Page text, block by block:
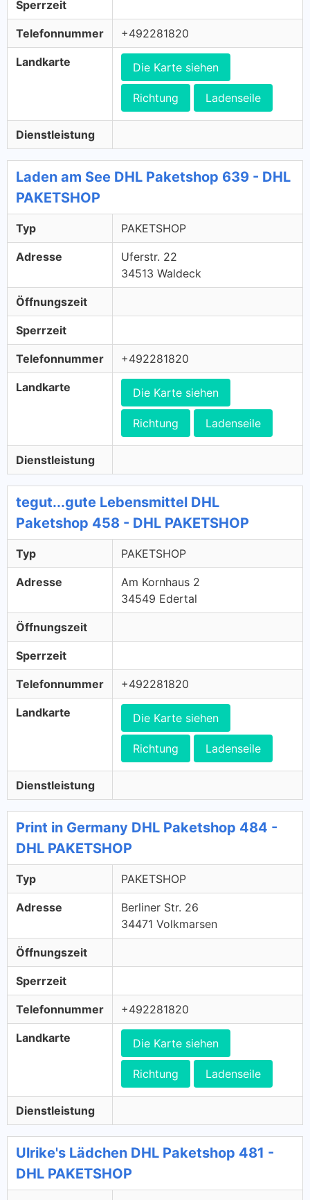
Sperrzeit
Telefonnummer +492281820
Landkarte Die Karte siehen
Richtung Ladenseile
Dienstleistung
Laden am See DHL Paketshop 639 - DHL
PAKETSHOP
Typ PAKETSHOP
Adresse
Uferstr. 22
34513 Waldeck
Öffnungszeit
Sperrzeit
Telefonnummer +492281820
Landkarte Die Karte siehen
Richtung Ladenseile
Dienstleistung
tegut...gute Lebensmittel DHL
Paketshop 458 - DHL PAKETSHOP
Typ PAKETSHOP
Adresse
Am Kornhaus 2
34549 Edertal
Öffnungszeit
Sperrzeit
Telefonnummer +492281820
Landkarte Die Karte siehen
Richtung Ladenseile
Dienstleistung
Print in Germany DHL Paketshop 484 -
DHL PAKETSHOP
Typ PAKETSHOP
Adresse
Berliner Str. 26
34471 Volkmarsen
Öffnungszeit
Sperrzeit
Telefonnummer +492281820
Landkarte Die Karte siehen
Richtung Ladenseile
Dienstleistung
Ulrike's Lädchen DHL Paketshop 481 -
DHL PAKETSHOP